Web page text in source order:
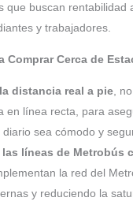
que buscan rentabilidad
y trabajadores.
Comprar Cerca de
distancia real a pie,
en línea recta, para
diario sea cómodo y
las líneas de Metrobús
la red del
y reduciendo la